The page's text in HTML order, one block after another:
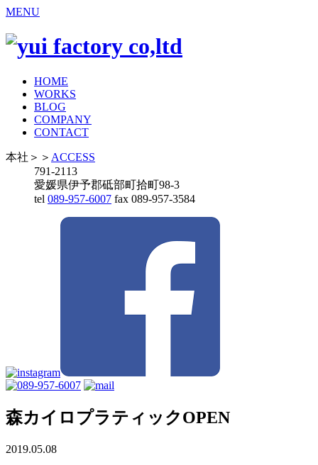
MENU
HOME
WORKS
BLOG
COMPANY
CONTACT
本社 ＞＞ ACCESS
791-2113
愛媛県伊予郡砥部町拾町98-3
tel 089-957-6007 fax 089-957-3584
森カイロプラティックOPEN
2019.05.08